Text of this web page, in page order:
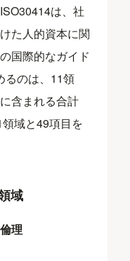
は、社
た人的資本に関
国際的なガイド
るのは、11領
含まれる合計
域と49項目を
域
理